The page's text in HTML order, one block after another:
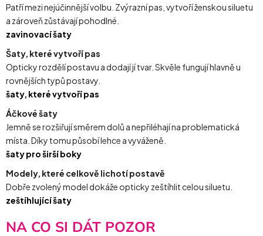
Patří mezi nejúčinnější volbu. Zvýrazní pas, vytvoří ženskou siluetu
a zároveň zůstávají pohodlné.
zavinovací šaty
Šaty, které vytvoří pas
Opticky rozdělí postavu a dodají jí tvar. Skvěle fungují hlavně u
rovnějších typů postavy.
šaty, které vytvoří pas
Áčkové šaty
Jemně se rozšiřují směrem dolů a nepřiléhají na problematická
místa. Díky tomu působí lehce a vyváženě.
šaty pro širší boky
Modely, které celkově lichotí postavě
Dobře zvolený model dokáže opticky zeštíhlit celou siluetu.
zeštíhlující šaty
NA CO SI DÁT POZOR